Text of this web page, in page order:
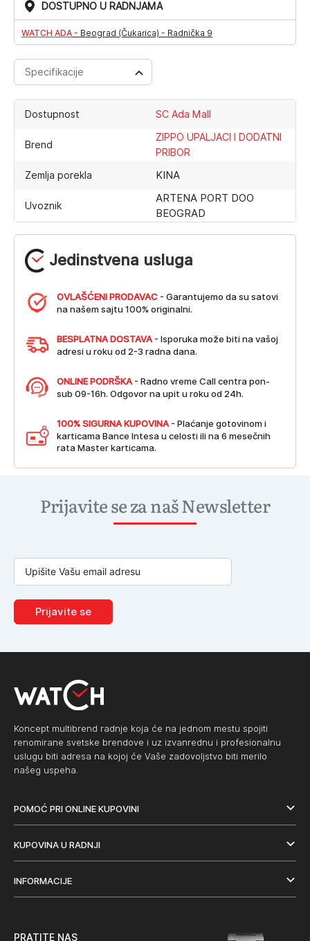
DOSTUPNO U RADNJAMA
WATCH ADA - Beograd (Čukarica) - Radnička 9
Jedinstvena usluga
OVLAŠĆENI PRODAVAC - Garantujemo da su satovi
na našem sajtu 100% originalni.
BESPLATNA DOSTAVA - Isporuka može biti na vašoj
adresi u roku od 2-3 radna dana.
ONLINE PODRŠKA - Radno vreme Call centra pon-
sub 09-16h. Odgovor na upit u roku od 24h.
100% SIGURNA KUPOVINA - Plaćanje gotovinom i
karticama Bance Intesa u celosti ili na 6 mesečnih
rata Master karticama.
Specifikacije
Dostupnost SC Ada Mall
Brend
ZIPPO UPALJACI I DODATNI
PRIBOR
Zemlja porekla KINA
Uvoznik
ARTENA PORT DOO
BEOGRAD
Prijavite se za naš Newsletter
Prijavite se
Koncept multibrend radnje koja će na jednom mestu spojiti
renomirane svetske brendove i uz izvanrednu i profesionalnu
uslugu biti adresa na kojoj će Vaše zadovoljstvo biti merilo
našeg uspeha.
POMOĆ PRI ONLINE KUPOVINI
KUPOVINA U RADNJI
INFORMACIJE
PRATITE NAS